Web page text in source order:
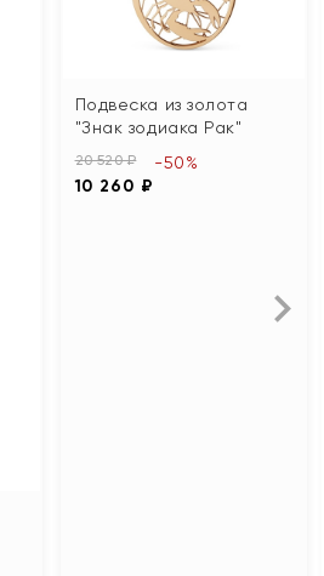
Подвеска из золота
"Знак зодиака Рак"
20 520 ₽
10 260 ₽
-50%